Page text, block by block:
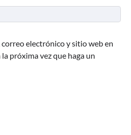
electrónico y sitio web en
próxima vez que haga un